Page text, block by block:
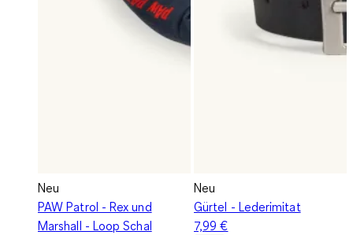
Neu
PAW Patrol - Rex und
Marshall - Loop Schal
Neu
Gürtel - Lederimitat
7,99 €